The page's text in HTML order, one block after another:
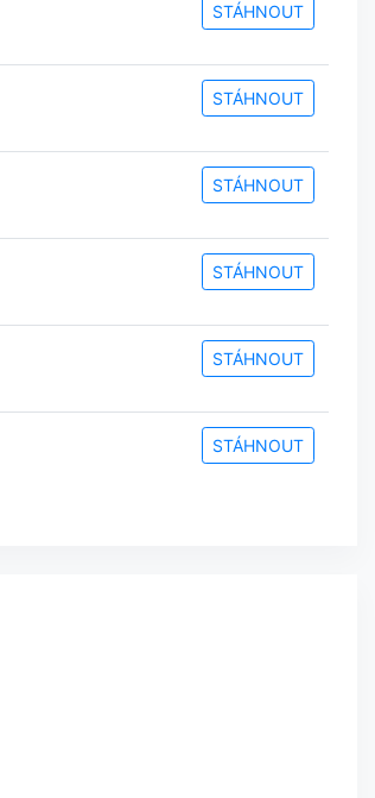
STÁHNOUT
STÁHNOUT
STÁHNOUT
STÁHNOUT
STÁHNOUT
STÁHNOUT